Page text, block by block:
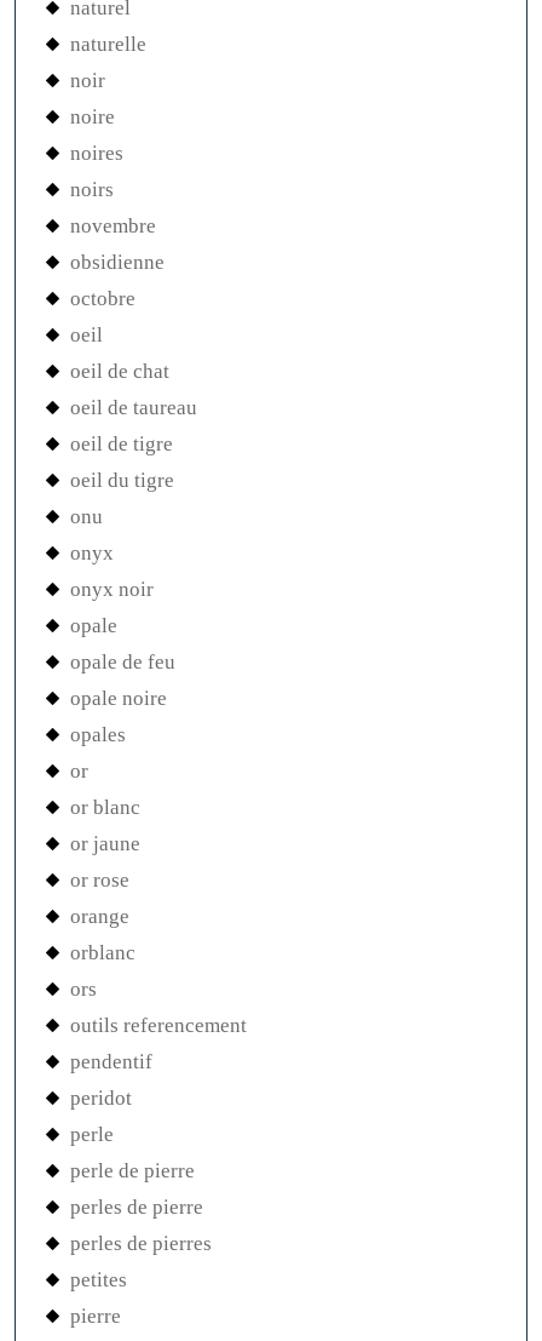
naturel
naturelle
noir
noire
noires
noirs
novembre
obsidienne
octobre
oeil
oeil de chat
oeil de taureau
oeil de tigre
oeil du tigre
onu
onyx
onyx noir
opale
opale de feu
opale noire
opales
or
or blanc
or jaune
or rose
orange
orblanc
ors
outils referencement
pendentif
peridot
perle
perle de pierre
perles de pierre
perles de pierres
petites
pierre